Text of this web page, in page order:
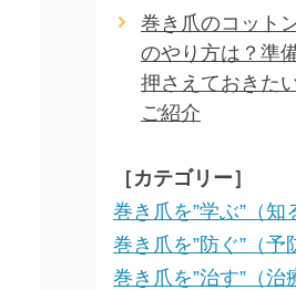
巻き爪のコット
のやり方は？準
押さえておきた
ご紹介
［カテゴリー］
巻き爪を”学ぶ”（知
巻き爪を”防ぐ”（予
巻き爪を”治す”（治